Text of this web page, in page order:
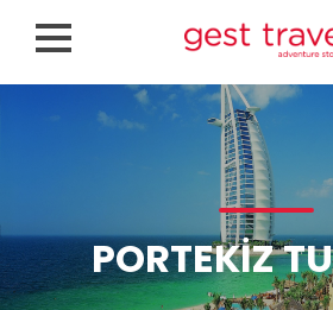
PORTEKIZ